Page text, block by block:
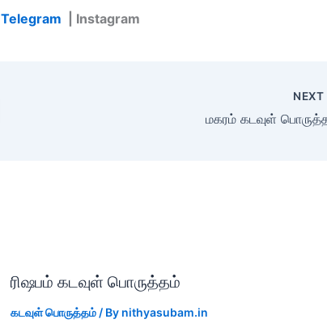
Telegram | Instagram
NEXT
மகரம் கடவுள்
ரிஷபம் கடவுள் பொருத்தம்
கடவுள் பொருத்தம்/ By nithyasubam.in